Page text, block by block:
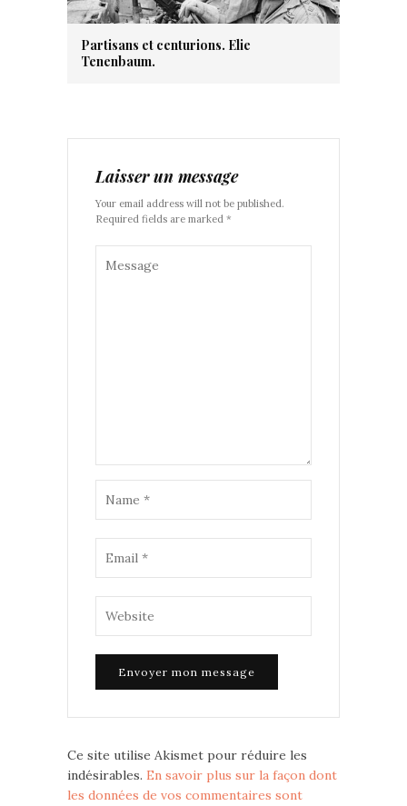
Partisans et centurions. Elie
Tenenbaum.
Laisser un message
Your email address will not be published.
Required fields are marked *
Ce site utilise Akismet pour réduire les
indésirables. En savoir plus sur la façon dont
les données de vos commentaires sont